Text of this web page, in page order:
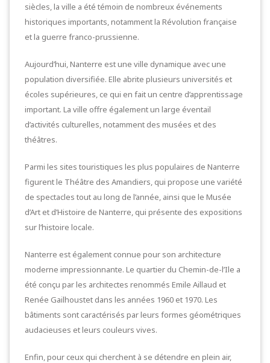
siècles, la ville a été témoin de nombreux événements
historiques importants, notamment la Révolution française
et la guerre franco-prussienne.
Aujourd’hui, Nanterre est une ville dynamique avec une
population diversifiée. Elle abrite plusieurs universités et
écoles supérieures, ce qui en fait un centre d’apprentissage
important. La ville offre également un large éventail
d’activités culturelles, notamment des musées et des
théâtres.
Parmi les sites touristiques les plus populaires de Nanterre
figurent le Théâtre des Amandiers, qui propose une variété
de spectacles tout au long de l’année, ainsi que le Musée
d’Art et d’Histoire de Nanterre, qui présente des expositions
sur l’histoire locale.
Nanterre est également connue pour son architecture
moderne impressionnante. Le quartier du Chemin-de-l’Ile a
été conçu par les architectes renommés Emile Aillaud et
Renée Gailhoustet dans les années 1960 et 1970. Les
bâtiments sont caractérisés par leurs formes géométriques
audacieuses et leurs couleurs vives.
Enfin, pour ceux qui cherchent à se détendre en plein air,